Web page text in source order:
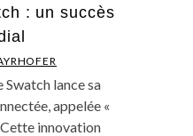
: un succès
Swatch lance sa
appelée «
innovation